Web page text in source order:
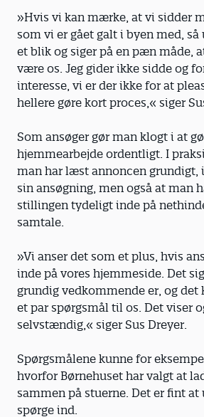
»Hvis vi kan mærke, at vi sidder
som vi er gået galt i byen med,
et blik og siger på en pæn måde,
være os. Jeg gider ikke sidde og
interesse, vi er der ikke for at
hellere gøre kort proces,« siger
Som ansøger gør man klogt i at
hjemmearbejde ordentligt. I
man har læst annoncen grundigt,
sin ansøgning, men også at man
stillingen tydeligt inde på
samtale.
»Vi anser det som et plus, hvis
inde på vores hjemmeside. Det
grundig vedkommende er, og det
et par spørgsmål til os. Det viser
selvstændig,« siger Sus Dreyer.
Spørgsmålene kunne for
hvorfor Børnehuset har valgt at
sammen på stuerne. Det er fint at
spørge ind.